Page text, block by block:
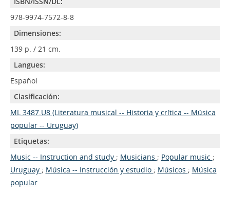
978-9974-7572-8-8
Dimensiones:
139 p. / 21 cm.
Langues:
Español
Clasificación:
ML 3487.U8 (Literatura musical -- Historia y crítica -- Música
popular -- Uruguay)
Etiquetas:
Music -- Instruction and study ; Musicians ; Popular music ;
Uruguay ; Música -- Instrucción y estudio ; Músicos ; Música
popular